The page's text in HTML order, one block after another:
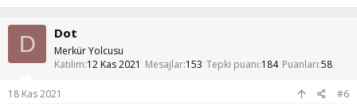
D Dot
Merkür Yolcusu
Katılım 12 Kas 2021 Mesajlar 153 Tepki puanı 184 Puanları 58
18 Kas 2021 #6